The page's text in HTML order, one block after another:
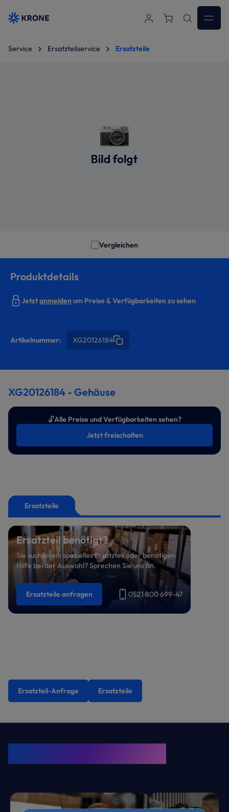
Zum Hauptinhalt springen
Service Ersatzteilservice Ersatzteile
Vergleichen
Produktdetails
Jetztanmeldenum Preise & Verfügbarkeiten zu sehen
Artikelnummer: XG20126184
XG20126184 - Gehäuse
🔓Alle Preise und Verfügbarkeiten sehen?
Jetzt freischalten
Ersatzteile
Ersatzteil benötigt?
Sie suchen ein spezielles Ersatzteil oder benötigen
Hilfe bei der Auswahl? Sprechen Sie uns an.
Ersatzteile anfragen 0521 800 699-47
Ersatzteil-Anfrage Ersatzteile